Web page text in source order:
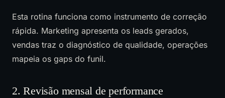
Esta rotina funciona como instrumento de correção
rápida. Marketing apresenta os leads gerados,
vendas traz o diagnóstico de qualidade, operações
mapeia os gaps do funil.
2. Revisão mensal de performance